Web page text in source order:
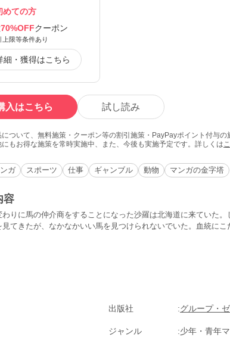
めての方
70%OFFクーポン
限等条件あり
細・獲得はこちら
入はこちら 試し読み
について、無料施策・クーポン等の割引施策・PayPayポイント付与
にもお得な施策を常時実施中、また、今後も実施予定です。詳しくは
ガ スポーツ 仕事 ギャンブル 動物 マンガの金字塔
容
わりに馬の仲介商をすることになった沙羅は北海道に来ていた
見てきたが、なかなかいい馬を見つけられないでいた。血統に
出版社 グループ・
ジャンル 少年・青年